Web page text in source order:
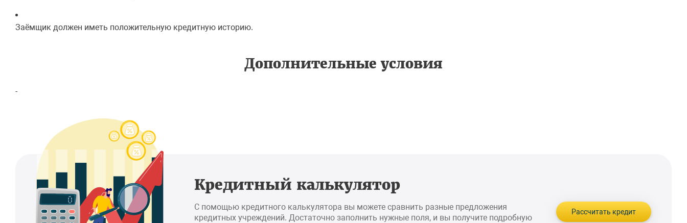
Заёмщик должен иметь положительную кредитную историю.
Дополнительные условия
-
Кредитный калькулятор
С помощью кредитного калькулятора вы можете сравнить разные предложения
кредитных учреждений. Достаточно заполнить нужные поля, и вы получите подробную
Рассчитать кредит